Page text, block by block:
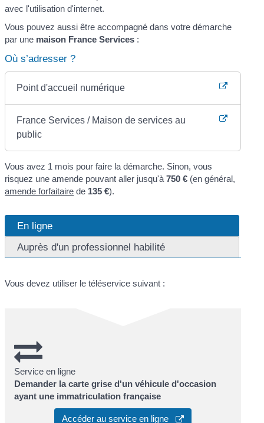
avec l'utilisation d'internet.
Vous pouvez aussi être accompagné dans votre démarche
par une maison France Services :
Où s’adresser ?
Point d'accueil numérique
France Services / Maison de services au
public
Vous avez 1 mois pour faire la démarche. Sinon, vous
risquez une amende pouvant aller jusqu'à750 € (en général,
amende forfaitaire de 135 €).
En ligne
Auprès d'un professionnel habilité
Vous devez utiliser le téléservice suivant :
Service en ligne
Demander la carte grise d'un véhicule d'occasion
ayant une immatriculation française
Accéder au service en ligne